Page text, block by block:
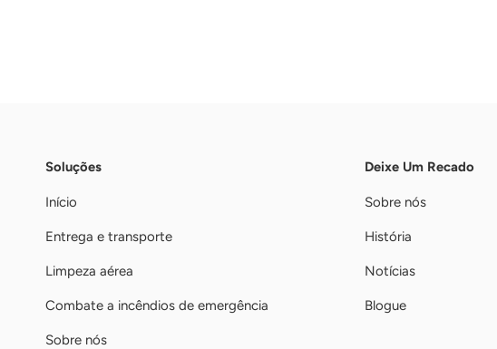
Soluções
Início
Entrega e transporte
Limpeza aérea
Combate a incêndios de emergência
Sobre nós
Deixe Um Recado
Sobre nós
História
Notícias
Blogue